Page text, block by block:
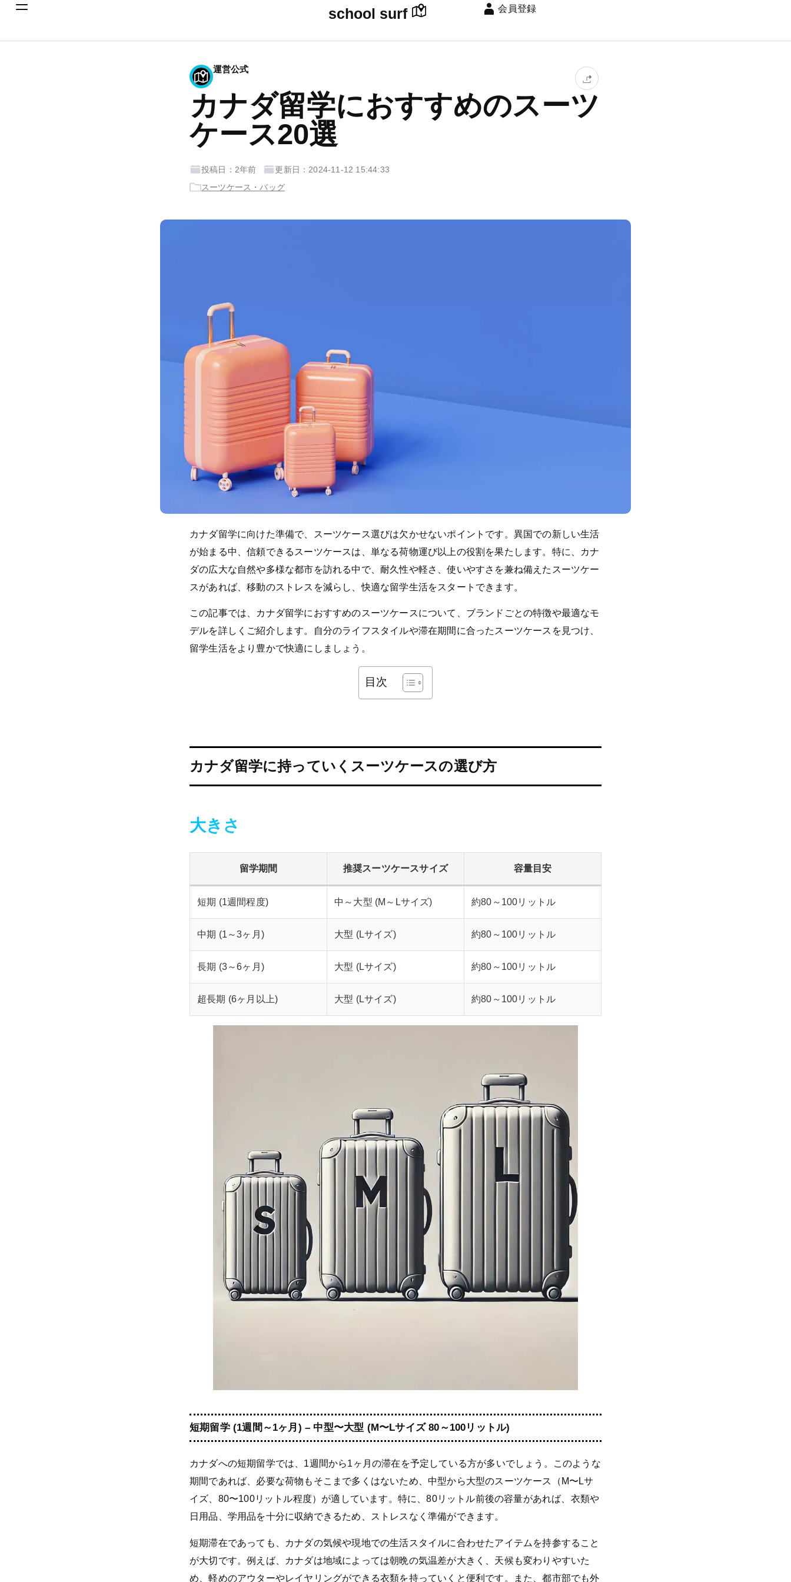
school surf 会員登録
運営公式
カナダ留学におすすめのスーツ
ケース20選
投稿日：2年前
更新日：2024-11-12 15:44:33
スーツケース・バッグ
カナダ留学に向けた準備で、スーツケース選びは欠かせないポイントです。異国での新しい生活
が始まる中、信頼できるスーツケースは、単なる荷物運び以上の役割を果たします。特に、カナ
ダの広大な自然や多様な都市を訪れる中で、耐久性や軽さ、使いやすさを兼ね備えたスーツケー
スがあれば、移動のストレスを減らし、快適な留学生活をスタートできます。
この記事では、カナダ留学におすすめのスーツケースについて、ブランドごとの特徴や最適なモ
デルを詳しくご紹介します。自分のライフスタイルや滞在期間に合ったスーツケースを見つけ、
留学生活をより豊かで快適にしましょう。
目次
カナダ留学に持っていくスーツケースの選び方
大きさ
留学期間 推奨スーツケースサイズ 容量目安
短期 (1週間程度) 中～大型 (M～Lサイズ) 約80～100リットル
中期 (1～3ヶ月) 大型 (Lサイズ) 約80～100リットル
長期 (3～6ヶ月) 大型 (Lサイズ) 約80～100リットル
超長期 (6ヶ月以上) 大型 (Lサイズ) 約80～100リットル
短期留学 (1週間～1ヶ月) – 中型〜大型 (M〜Lサイズ 80～100リットル)
カナダへの短期留学では、1週間から1ヶ月の滞在を予定している方が多いでしょう。このような
期間であれば、必要な荷物もそこまで多くはないため、中型から大型のスーツケース（M〜Lサ
イズ、80〜100リットル程度）が適しています。特に、80リットル前後の容量があれば、衣類や
日用品、学用品を十分に収納できるため、ストレスなく準備ができます。
短期滞在であっても、カナダの気候や現地での生活スタイルに合わせたアイテムを持参すること
が大切です。例えば、カナダは地域によっては朝晩の気温差が大きく、天候も変わりやすいた
め、軽めのアウターやレイヤリングができる衣類を持っていくと便利です。また、都市部でも外